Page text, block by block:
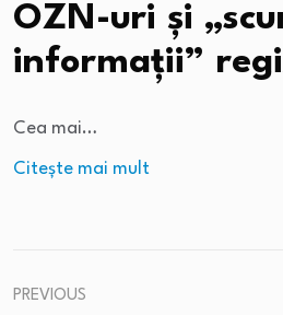
OZN-uri și
informații”
Cea mai…
Citeşte mai mult
PREVIOUS